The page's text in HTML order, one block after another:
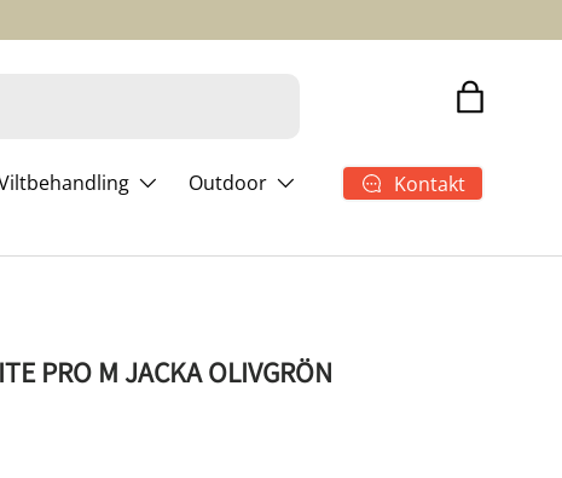
Outdoor
Kontakt
PRO M JACKA OLIVGRÖN